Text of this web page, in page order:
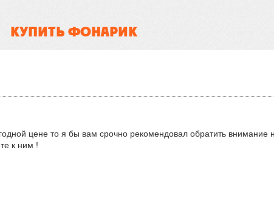
КУПИТЬ ФОНАРИК
цене то я бы вам срочно рекомендовал обратить внимание
к ним !